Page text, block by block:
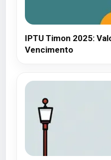
IPTU Timon 2025:
Vencimento